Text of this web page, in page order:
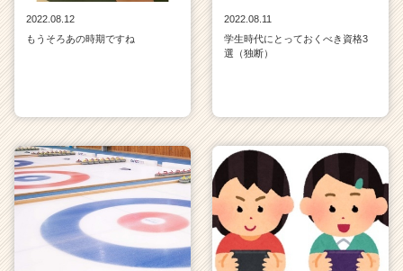
2022.08.12
もうそろあの時期ですね
2022.08.11
学生時代にとっておくべき資格3
選（独断）